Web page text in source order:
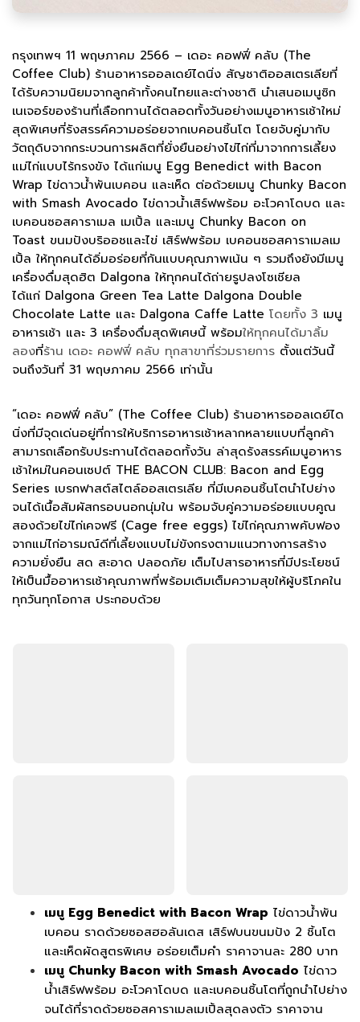
กรุงเทพฯ 11 พฤษภาคม 2566 – เดอะ คอฟฟี่ คลับ (The
Coffee Club) ร้านอาหารออลเดย์ไดนิ่ง สัญชาติออสเตรเลียที่
ได้รับความนิยมจากลูกค้าทั้งคนไทยและต่างชาติ นำเสนอเมนูซิก
เนเจอร์ของร้านที่เลือกทานได้ตลอดทั้งวันอย่างเมนูอาหารเช้าใหม่
สุดพิเศษที่รังสรรค์ความอร่อยจากเบคอนชิ้นโต โดยจับคู่มากับ
วัตถุดิบจากกระบวนการผลิตที่ยั่งยืนอย่างไข่ไก่ที่มาจากการเลี้ยง
แม่ไก่แบบไร้กรงขัง ได้แก่เมนู Egg Benedict with Bacon
Wrap ไข่ดาวน้ำพันเบคอน และเห็ด ต่อด้วยเมนู Chunky Bacon
with Smash Avocado ไข่ดาวน้ำเสิร์ฟพร้อม อะโวคาโดบด และ
เบคอนซอสคาราเมล เมเปิ้ล และเมนู Chunky Bacon on
Toast ขนมปังบริออชและไข่ เสิร์ฟพร้อม เบคอนซอสคาราเมลเม
เปิ้ล ให้ทุกคนได้อิ่มอร่อยที่กันแบบคุณภาพเน้น ๆ รวมถึงยังมีเมนู
เครื่องดื่มสุดฮิต Dalgona ให้ทุกคนได้ถ่ายรูปลงโซเชียล
ได้แก่ Dalgona Green Tea Latte Dalgona Double
Chocolate Latte และ Dalgona Caffe Latte โดยทั้ง 3 เมนู
อาหารเช้า และ 3 เครื่องดื่มสุดพิเศษนี้ พร้อมให้ทุกคนได้มาลิ้ม
ลองที่ร้าน เดอะ คอฟฟี่ คลับ ทุกสาขาที่ร่วมรายการ ตั้งแต่วันนี้
จนถึงวันที่ 31 พฤษภาคม 2566 เท่านั้น
“เดอะ คอฟฟี่ คลับ” (The Coffee Club) ร้านอาหารออลเดย์ได
นิ่งที่มีจุดเด่นอยู่ที่การให้บริการอาหารเช้าหลากหลายแบบที่ลูกค้า
สามารถเลือกรับประทานได้ตลอดทั้งวัน ล่าสุดรังสรรค์เมนูอาหาร
เช้าใหม่ในคอนเซปต์ THE BACON CLUB: Bacon and Egg
Series เบรกฟาสต์สไตล์ออสเตรเลีย ที่มีเบคอนชิ้นโตนำไปย่าง
จนได้เนื้อสัมผัสกรอบนอกนุ่มใน พร้อมจับคู่ความอร่อยแบบคูณ
สองด้วยไข่ไก่เคจฟรี (Cage free eggs) ไข่ไก่คุณภาพคับฟอง
จากแม่ไก่อารมณ์ดีที่เลี้ยงแบบไม่ขังกรงตามแนวทางการสร้าง
ความยั่งยืน สด สะอาด ปลอดภัย เต็มไปสารอาหารที่มีประโยชน์
ให้เป็นมื้ออาหารเช้าคุณภาพที่พร้อมเติมเต็มความสุขให้ผู้บริโภคใน
ทุกวันทุกโอกาส ประกอบด้วย
เมนู Egg Benedict with Bacon Wrap ไข่ดาวน้ำพัน
เบคอน ราดด้วยซอสฮอลันเดส เสิร์ฟบนขนมปัง 2 ชิ้นโต
และเห็ดผัดสูตรพิเศษ อร่อยเต็มคำ ราคาจานละ 280 บาท
เมนู Chunky Bacon with Smash Avocado ไข่ดาว
น้ำเสิร์ฟพร้อม อะโวคาโดบด และเบคอนชิ้นโตที่ถูกนำไปย่าง
จนได้ที่ราดด้วยซอสคาราเมลเมเปิ้ลสุดลงตัว ราคาจาน